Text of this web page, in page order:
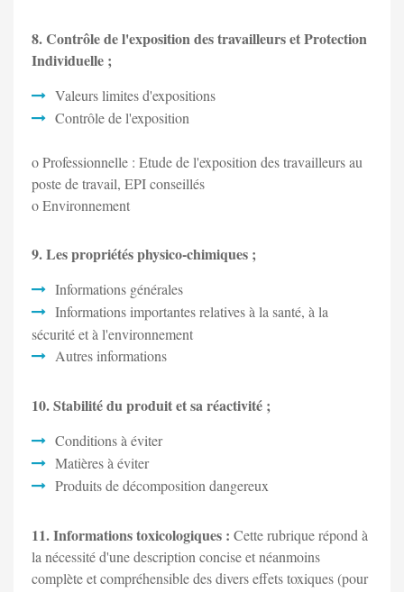
8. Contrôle de l'exposition des travailleurs et Protection
Individuelle ;
Valeurs limites d'expositions
Contrôle de l'exposition
o Professionnelle : Etude de l'exposition des travailleurs au
poste de travail, EPI conseillés
o Environnement
9. Les propriétés physico-chimiques ;
Informations générales
Informations importantes relatives à la santé, à la
sécurité et à l'environnement
Autres informations
10. Stabilité du produit et sa réactivité ;
Conditions à éviter
Matières à éviter
Produits de décomposition dangereux
11. Informations toxicologiques : Cette rubrique répond à
la nécessité d'une description concise et néanmoins
complète et compréhensible des divers effets toxiques (pour